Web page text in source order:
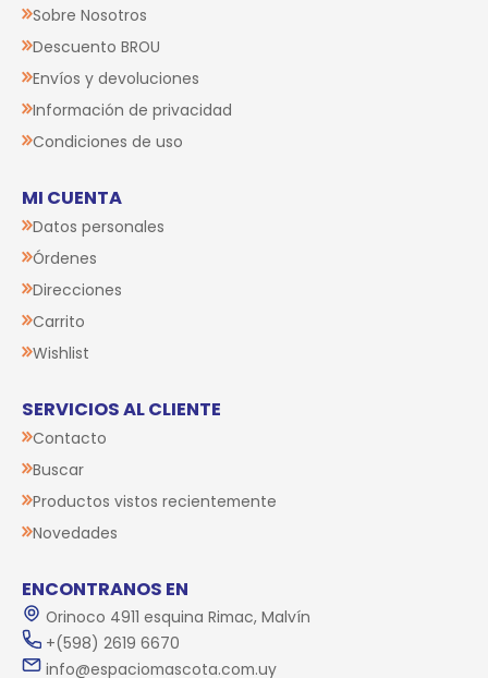
Sobre Nosotros
Descuento BROU
Envíos y devoluciones
Información de privacidad
Condiciones de uso
MI CUENTA
Datos personales
Órdenes
Direcciones
Carrito
Wishlist
SERVICIOS AL CLIENTE
Contacto
Buscar
Productos vistos recientemente
Novedades
ENCONTRANOS EN
Orinoco 4911 esquina Rimac, Malvín
+(598) 2619 6670
info@espaciomascota.com.uy